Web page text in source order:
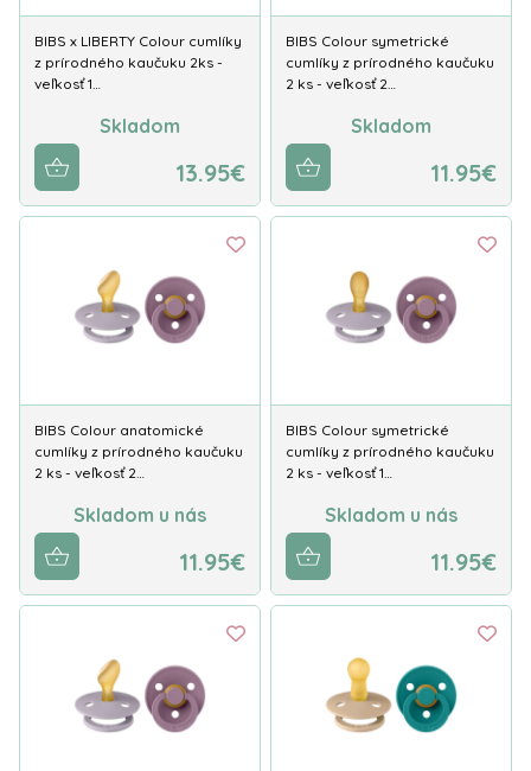
BIBS x LIBERTY Colour cumlíky
z prírodného kaučuku 2ks -
veľkosť 1…
Skladom
13.95€
BIBS Colour symetrické
cumlíky z prírodného kaučuku
2 ks - veľkosť 2…
Skladom
11.95€
BIBS Colour anatomické
cumlíky z prírodného kaučuku
2 ks - veľkosť 2…
Skladom u nás
11.95€
BIBS Colour symetrické
cumlíky z prírodného kaučuku
2 ks - veľkosť 1…
Skladom u nás
11.95€